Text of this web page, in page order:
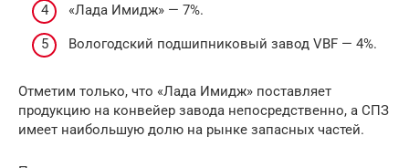
«Лада Имидж» — 7%.
Вологодский подшипниковый завод VBF — 4%.
Отметим только, что «Лада Имидж» поставляет
продукцию на конвейер завода непосредственно, а СПЗ
имеет наибольшую долю на рынке запасных частей.